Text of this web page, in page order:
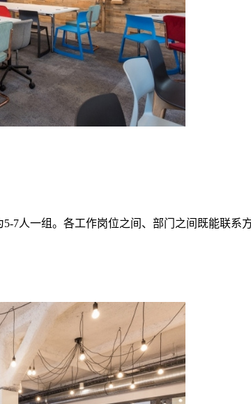
7人一组。各工作岗位之间、部门之间既能联系